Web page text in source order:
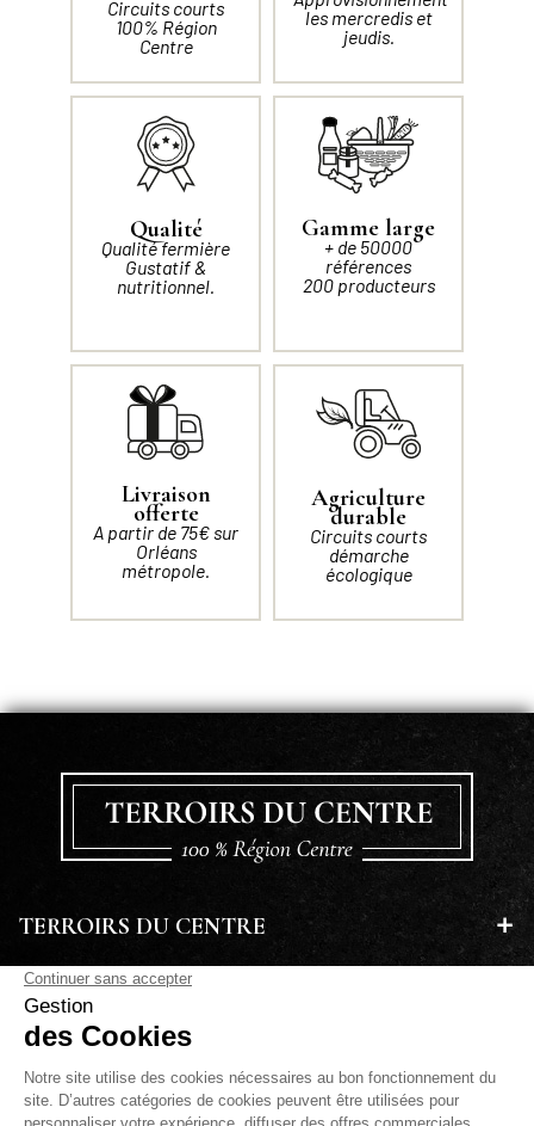
Circuits courts
100% Région
Centre
les mercredis et
jeudis.
Qualité
Qualité fermière
Gustatif &
nutritionnel.
Gamme large
+ de 50000
références
200 producteurs
Livraison
offerte
A partir de 75€ sur
Orléans
métropole.
Agriculture
durable
Circuits courts
démarche
écologique
TERROIRS DU CENTRE
EN SAVOIR PLUS
A PROPOS
LETTRE D'INFORMATIONS